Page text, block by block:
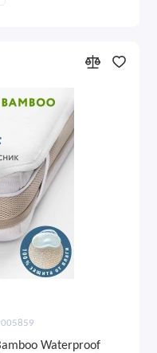
Waterproof